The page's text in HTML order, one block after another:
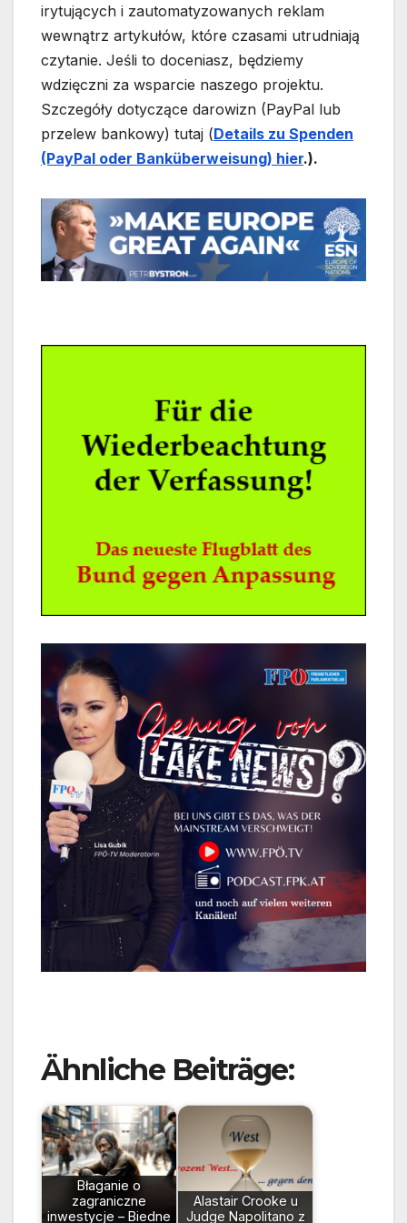
irytujących i zautomatyzowanych reklam
wewnątrz artykułów, które czasami utrudniają
czytanie. Jeśli to doceniasz, będziemy
wdzięczni za wsparcie naszego projektu.
Szczegóły dotyczące darowizn (PayPal lub
przelew bankowy) tutaj (Details zu Spenden
(PayPal oder Banküberweisung) hier.).
Ähnliche Beiträge:
Błaganie o
zagraniczne
inwestycje – Biedne
Alastair Crooke u
Judge Napolitano z